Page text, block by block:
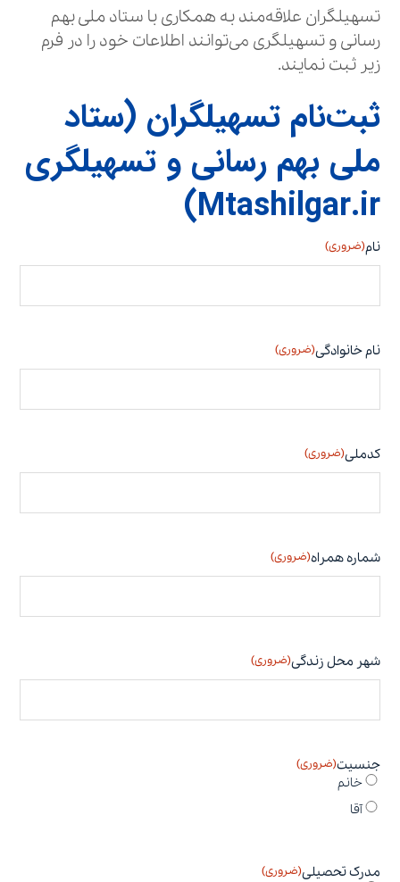
تسهیلگران علاقه‌مند به همکاری با ستاد ملی بهم
رسانی و تسهیلگری می‌توانند اطلاعات خود را در فرم
زیر ثبت نمایند.
ثبت‌نام تسهیلگران (ستاد
ملی بهم رسانی و تسهیلگری
Mtashilgar.ir)
نام(ضروری)
نام خانوادگی(ضروری)
کدملی(ضروری)
شماره همراه(ضروری)
شهر محل زندگی(ضروری)
جنسیت(ضروری)
خانم
آقا
مدرک تحصیلی(ضروری)